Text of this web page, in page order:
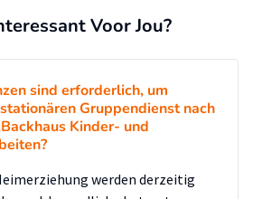
Voor Jou?
sind erforderlich, um
Gruppendienst nach
Kinder- und
werden derzeitig